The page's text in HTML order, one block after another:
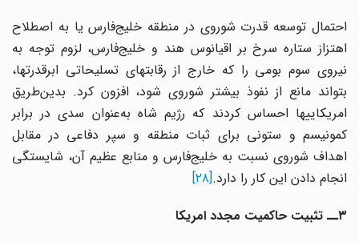
احتمال توسعه قدرت شوروی در منطقه خلیج‌فارس یا به اصطلاح
اهتزاز ستاره سرخ بر اقیانوس هند و خلیج‌فارس، لزوم توجه به
نیروی سوم بومی را که خارج از رقابتهای تسلیحاتی ابرقدرتها،
بتواند مانع از نفوذ بیشتر شوروی شود، افزون کرد. بدین‌طریق
امریکاییها احساس کردند که رژیم شاه به‌عنوان سدی در برابر
کمونیسم و ستونی برای ثبات منطقه و سپر دفاعی در مقابل
اهداف شوروی نسبت به خلیج‌فارس و منابع عظیم آن، شایستگی
انجام دادن این کار را دارد.[۲۸]